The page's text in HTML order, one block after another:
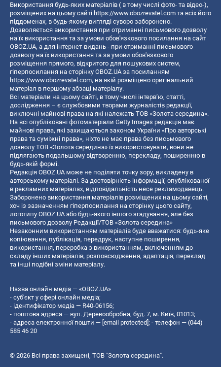
Використання будь-яких матеріалів ( в тому числі фото- та відео-),
розміщених на цьому сайті https://www.obozrevatel.com та всіх його
піддоменах, в будь-якому вигляді суворо заборонено.
Дозволяється використання при отриманні письмового дозволу
на їх використання та за умови обов'язкового посилання на сайт
OBOZ.UA, а для інтернет-видань - при отриманні письмового
дозволу на їх використання та за умови обов'язкового
розміщення прямого, відкритого для пошукових систем,
гіперпосилання на сторінку OBOZ.UA за посиланням
https://www.obozrevatel.com, на якій розміщено оригінальний
матеріал в першому абзаці матеріалу.
Всі матеріали на цьому сайті, в тому числі інтерв’ю, статті,
дослідження – є службовими творами журналістів редакції,
виключні майнові права на які належать ТОВ «Золота середина».
На всі опубліковані фотоматеріали Getty Images редакція має
майнові права, які захищаються законом України «Про авторські
права та суміжні права», ніхто не має права без письмового
дозволу ТОВ «Золота середина» їх використовувати, вони не
підлягають подальшому відтворенню, перекладу, поширенню в
будь-якій формі.
Редакція OBOZ.UA може не поділяти точку зору, викладену в
авторському матеріалі. За достовірність інформації, опублікованої
в рекламних матеріалах, відповідальність несе рекламодавець.
Заборонено використання матеріалів розміщених на цьому сайті,
хоч із зазначенням гіперпосилання на сторінку цього сайту,
логотипу OBOZ.UA або будь-якого іншого згадування, але без
письмового дозволу Редакції/ТОВ «Золота середина»
Незаконним використанням матеріалів буде вважатися: будь-яке
копiювання, публiкацiя, передрук, наступне поширення,
використання, переробка з використанням, включенням до
складу інших матеріалів, розповсюдження, адаптація, переклад
та інші подібні зміни матеріалу.
Назва онлайн медіа — «OBOZ.UA»
- суб'єкт у сфері онлайн медіа;
- ідентифікатор медіа — R40-06156;
- поштова адреса — вул. Деревообробна, буд. 7, м. Київ, 01013;
- адреса електронної пошти — [email protected] ; - телефон — (044)
585 46 20
© 2026 Всі права захищені, ТОВ "Золота середина".